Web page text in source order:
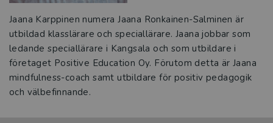
Jaana Karppinen numera Jaana Ronkainen-Salminen är
utbildad klasslärare och speciallärare. Jaana jobbar som
ledande speciallärare i Kangsala och som utbildare i
företaget Positive Education Oy. Förutom detta är Jaana
mindfulness-coach samt utbildare för positiv pedagogik
och välbefinnande.